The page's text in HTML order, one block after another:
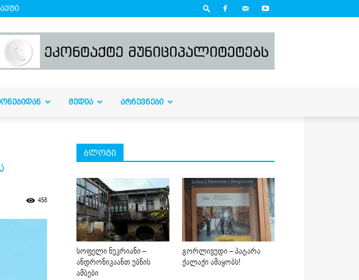
ᲛᲔᲓᲘᲐ ᲐᲠᲩᲔᲕᲜᲔᲑᲘ
458
ბლოგი
სოფელი ნუკრიანი –
ანდრონიკაანთ უბნის
ამბები
გორლივუდი – პატარა
ქალაქი ამაყობს!